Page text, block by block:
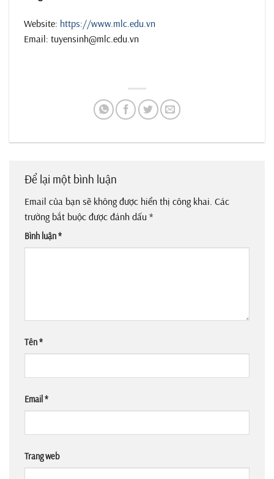
Website: https://www.mlc.edu.vn
Email: tuyensinh@mlc.edu.vn
Để lại một bình luận
Email của bạn sẽ không được hiển thị công khai. Các
trường bắt buộc được đánh dấu *
Bình luận*
Tên*
Email *
Trang web